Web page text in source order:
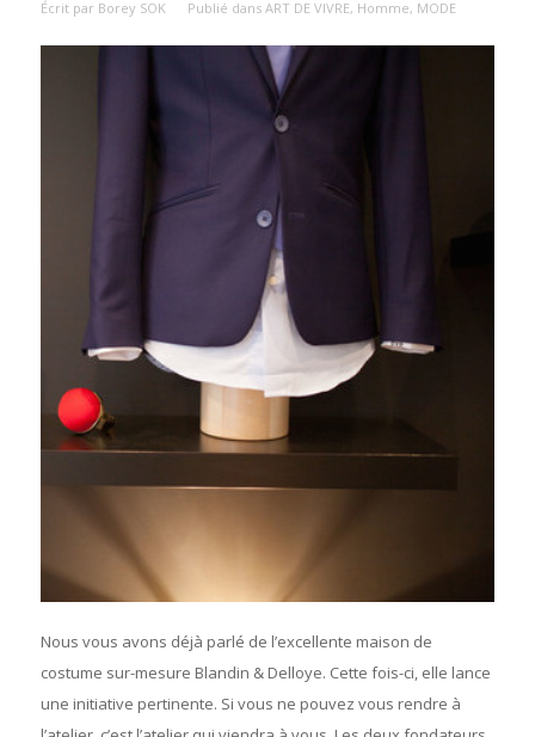
Écrit par Borey SOK Publié dans ART DE VIVRE, Homme, MODE
Nous vous avons déjà parlé de l’excellente maison de
costume sur-mesure Blandin & Delloye. Cette fois-ci, elle lance
une initiative pertinente. Si vous ne pouvez vous rendre à